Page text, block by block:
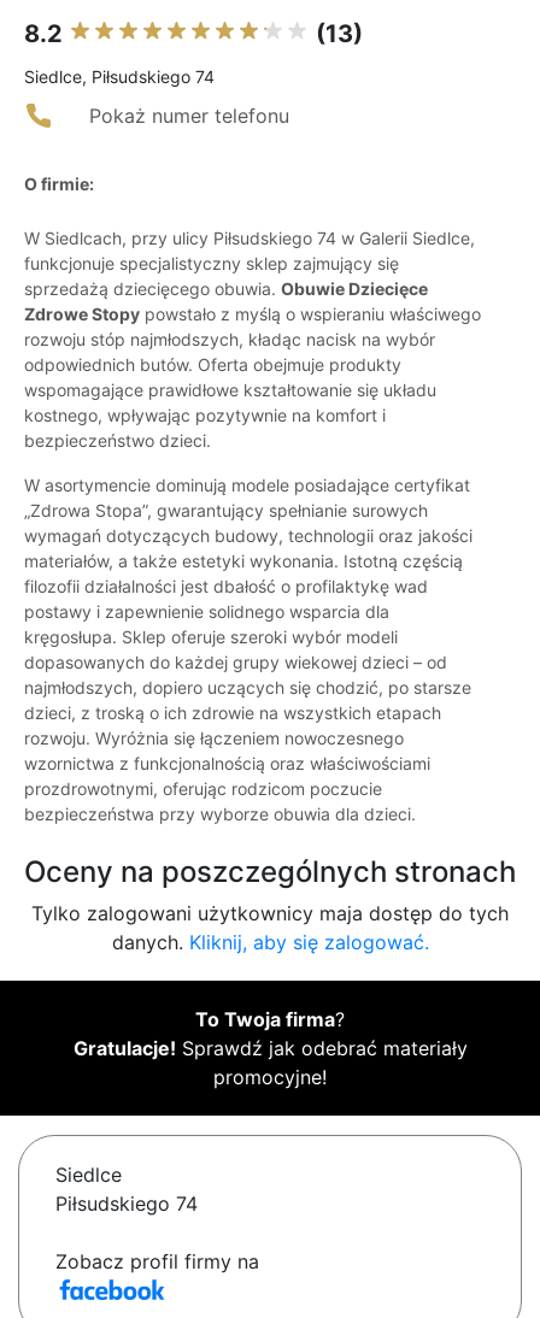
8.2 (13)
Siedlce, Piłsudskiego 74
Pokaż numer telefonu
O firmie:
W Siedlcach, przy ulicy Piłsudskiego 74 w Galerii Siedlce,
funkcjonuje specjalistyczny sklep zajmujący się
sprzedażą dziecięcego obuwia. Obuwie Dziecięce
Zdrowe Stopy powstało z myślą o wspieraniu właściwego
rozwoju stóp najmłodszych, kładąc nacisk na wybór
odpowiednich butów. Oferta obejmuje produkty
wspomagające prawidłowe kształtowanie się układu
kostnego, wpływając pozytywnie na komfort i
bezpieczeństwo dzieci.
W asortymencie dominują modele posiadające certyfikat
„Zdrowa Stopa”, gwarantujący spełnianie surowych
wymagań dotyczących budowy, technologii oraz jakości
materiałów, a także estetyki wykonania. Istotną częścią
filozofii działalności jest dbałość o profilaktykę wad
postawy i zapewnienie solidnego wsparcia dla
kręgosłupa. Sklep oferuje szeroki wybór modeli
dopasowanych do każdej grupy wiekowej dzieci – od
najmłodszych, dopiero uczących się chodzić, po starsze
dzieci, z troską o ich zdrowie na wszystkich etapach
rozwoju. Wyróżnia się łączeniem nowoczesnego
wzornictwa z funkcjonalnością oraz właściwościami
prozdrowotnymi, oferując rodzicom poczucie
bezpieczeństwa przy wyborze obuwia dla dzieci.
Oceny na poszczególnych stronach
Tylko zalogowani użytkownicy maja dostęp do tych
danych. Kliknij, aby się zalogować.
To Twoja firma?
Gratulacje! Sprawdź jak odebrać materiały
promocyjne!
Siedlce
Piłsudskiego 74
Zobacz profil firmy na